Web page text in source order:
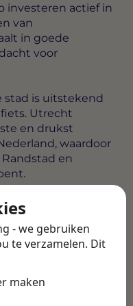
- we gebruiken
te verzamelen. Dit
maken
investeren actief in
van
in goede
voor
stad is uitstekend
Utrecht
en drukst
waardoor
en